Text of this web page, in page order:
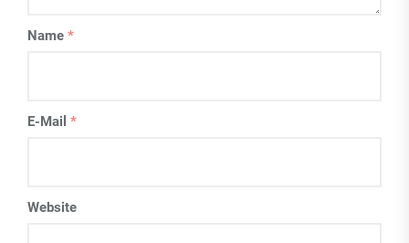
Name *
E-Mail *
Website